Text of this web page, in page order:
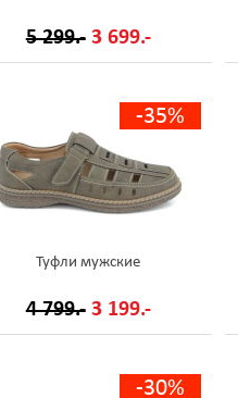
5 299.- 3 699.-
-35%
Туфли мужские
4 799.- 3 199.-
-30%